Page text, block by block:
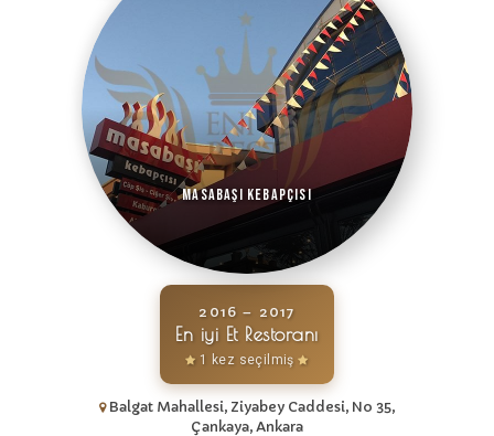
Masabaşı Kebapçısı
2016 – 2017
En iyi Et Restoranı
1 kez seçilmiş
Balgat Mahallesi, Ziyabey Caddesi, No 35,
Çankaya, Ankara